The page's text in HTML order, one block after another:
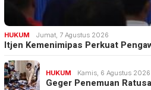
HUKUM Jumat, 7 Agustus 2026
Itjen Kemenimipas Perkuat
HUKUM Kamis, 6 Agustus 2026
Geger Penemuan